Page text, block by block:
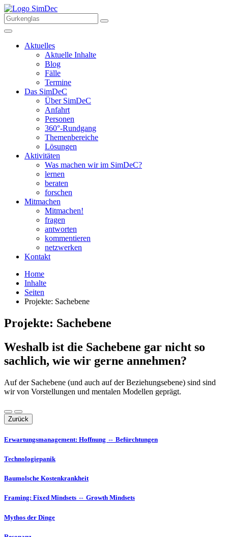
Aktuelles
Aktuelle Inhalte
Blog
Fälle
Termine
Das SimDeC
Über SimDeC
Anfahrt
Personen
360°-Rundgang
Themenbereiche
Lösungen
Aktivitäten
Was machen wir im SimDeC?
lernen
beraten
forschen
Mitmachen
Mitmachen!
fragen
antworten
kommentieren
netzwerken
Kontakt
Home
Inhalte
Seiten
Projekte: Sachebene
Projekte: Sachebene
Weshalb ist die Sachebene gar nicht so
sachlich, wie wir gerne annehmen?
Auf der Sachebene (und auch auf der Beziehungsebene) sind sind
wir von Vorstellungen und mentalen Modellen geprägt.
Zurück
Erwartungsmanagement: Hoffnung ⇔ Befürchtungen
Technologiepanik
Baumolsche Kostenkrankheit
Framing: Fixed Mindsets ⇔ Growth Mindsets
Mythos der Dinge